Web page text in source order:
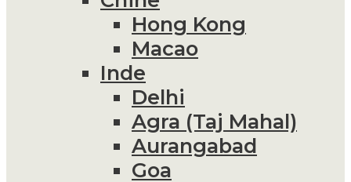
Hong Kong
Macao
Inde
Delhi
Agra (Taj Mahal)
Aurangabad
Goa